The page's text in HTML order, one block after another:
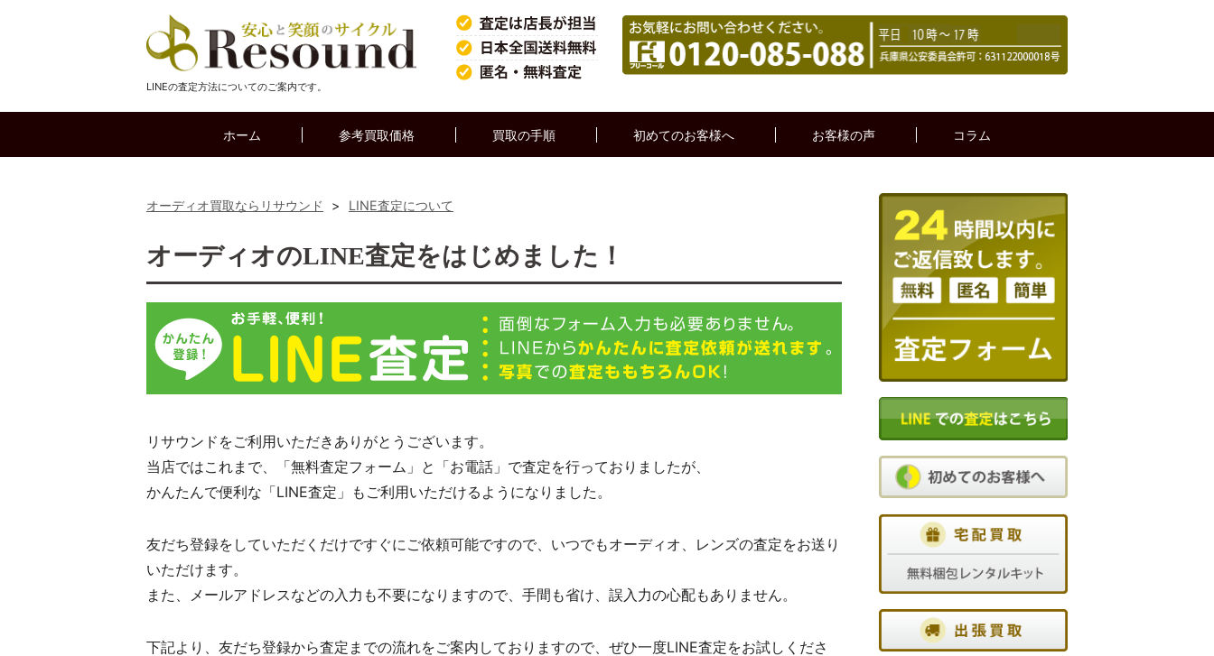
LINEの査定方法についてのご案内です。
ホーム 参考買取価格 買取の手順 初めてのお客様へ お客様の声 コラム
オーディオ買取ならリサウンド > LINE査定について
オーディオのLINE査定をはじめました！
リサウンドをご利用いただきありがとうございます。
当店ではこれまで、「無料査定フォーム」と「お電話」で査定を行っておりましたが、
かんたんで便利な「LINE査定」もご利用いただけるようになりました。
友だち登録をしていただくだけですぐにご依頼可能ですので、いつでもオーディオ、レンズの査定をお送り
いただけます。
また、メールアドレスなどの入力も不要になりますので、手間も省け、誤入力の心配もありません。
下記より、友だち登録から査定までの流れをご案内しておりますので、ぜひ一度LINE査定をお試しくださ